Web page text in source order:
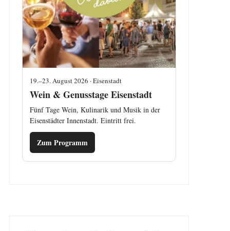
19.–23. August 2026 · Eisenstadt
Wein & Genusstage Eisenstadt
Fünf Tage Wein, Kulinarik und Musik in der
Eisenstädter Innenstadt. Eintritt frei.
Zum Programm